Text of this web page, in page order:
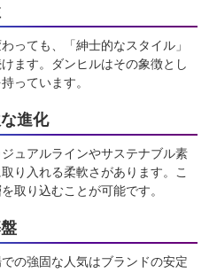
っても、「紳士的なスタイル」
ます。ダンヒルはその象徴とし
っています。
進化
ュアルラインやサステナブル素
り入れる柔軟さがあります。こ
取り込むことが可能です。
の強固な人気はブランドの安定